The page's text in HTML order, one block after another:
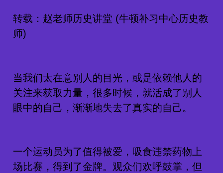
转载：赵老师历史讲堂 (牛顿补习中心历史教
师)
当我们太在意别人的目光，或是依赖他人的
关注来获取力量，很多时候，就活成了别人
眼中的自己，渐渐地失去了真实的自己。
一个运动员为了值得被爱，吸食违禁药物上
场比赛，得到了金牌。观众们欢呼鼓掌，但